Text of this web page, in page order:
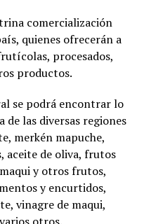
comercialización
quienes ofrecerán a
procesados,
productos.
se podrá encontrar lo
las diversas regiones
merkén mapuche,
aceite de oliva, frutos
y otros frutos,
y encurtidos,
vinagre de maqui,